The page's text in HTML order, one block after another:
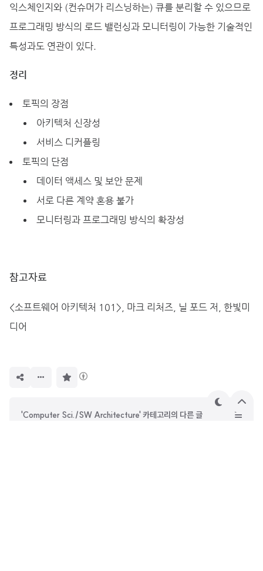
익스체인지와 (컨슈머가 리스닝하는) 큐를 분리할 수 있으므로
프로그래밍 방식의 로드 밸런싱과 모니터링이 가능한 기술적인
특성과도 연관이 있다.
정리
토픽의 장점
아키텍처 신장성
서비스 디커플링
토픽의 단점
데이터 액세스 및 보안 문제
서로 다른 계약 혼용 불가
모니터링과 프로그래밍 방식의 확장성
참고자료
<소프트웨어 아키텍처 101>, 마크 리처즈, 닐 포드 저, 한빛미
디어
'Computer Sci./SW Architecture' 카테고리의 다른 글
테
상
단